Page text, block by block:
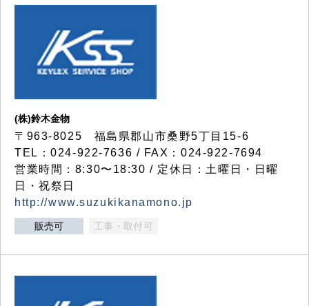
(株)鈴木金物
〒963-8025 福島県郡山市桑野5丁目15-6
TEL：024-922-7636 / FAX：024-922-7694
営業時間：8:30〜18:30 / 定休日：土曜日・日曜
日・祝祭日
http://www.suzukikanamono.jp
販売可 工事・取付可